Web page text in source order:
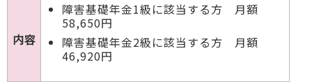
内容
障害基礎年金1級に該当する方 月額
58,650円
障害基礎年金2級に該当する方 月額
46,920円